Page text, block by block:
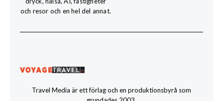
och resor och en hel del annat.
Travel Media är ett förlag och en produktionsbyrå som